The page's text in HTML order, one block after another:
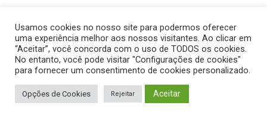
Usamos cookies no nosso site para podermos oferecer
uma experiência melhor aos nossos visitantes. Ao clicar em
“Aceitar”, você concorda com o uso de TODOS os cookies.
No entanto, você pode visitar "Configurações de cookies"
para fornecer um consentimento de cookies personalizado.
Opções de Cookies Rejeitar Aceitar